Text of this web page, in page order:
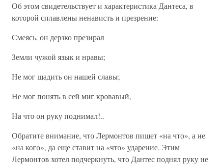
Об этом свидетельствует и характеристика Дантеса, в
которой сплавлены ненависть и презрение:
Смеясь, он дерзко презирал
Земли чужой язык и нравы;
Не мог щадить он нашей славы;
Не мог понять в сей миг кровавый,
На что он руку поднимал!..
Обратите внимание, что Лермонтов пишет «на что», а не
«на кого», да еще ставит на «что» ударение. Этим
Лермонтов хотел подчеркнуть, что Дантес поднял руку не